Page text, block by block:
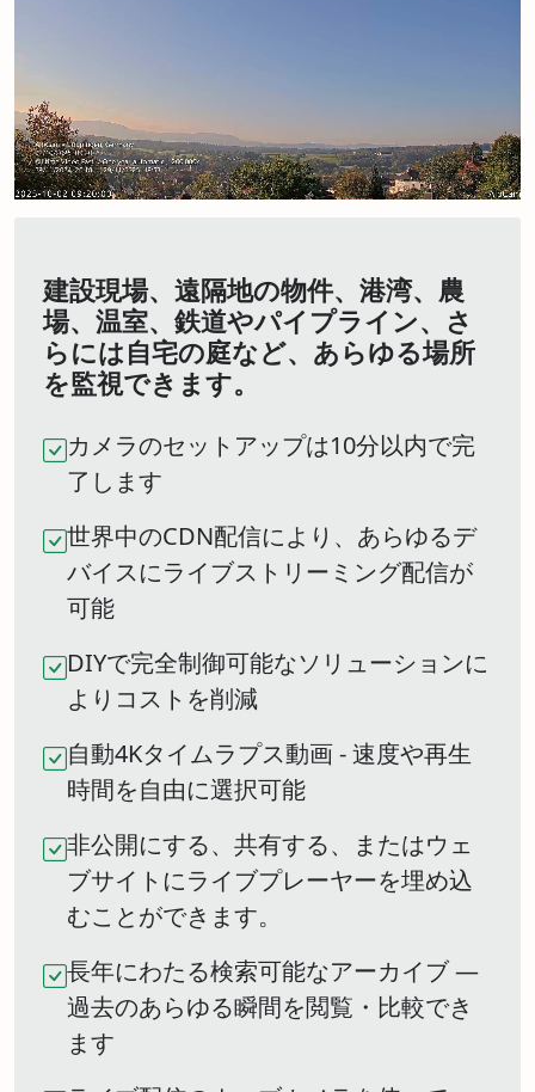
建設現場、遠隔地の物件、港湾、農
場、温室、鉄道やパイプライン、さ
らには自宅の庭など、あらゆる場所
を監視できます。
カメラのセットアップは10分以内で完
了します
世界中のCDN配信により、あらゆるデ
バイスにライブストリーミング配信が
可能
DIYで完全制御可能なソリューションに
よりコストを削減
自動4Kタイムラプス動画 - 速度や再生
時間を自由に選択可能
非公開にする、共有する、またはウェ
ブサイトにライブプレーヤーを埋め込
むことができます。
長年にわたる検索可能なアーカイブ ―
過去のあらゆる瞬間を閲覧・比較でき
ます